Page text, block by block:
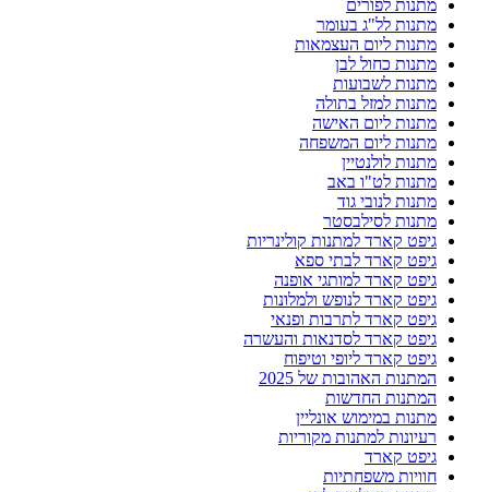
מתנות לפורים
מתנות לל"ג בעומר
מתנות ליום העצמאות
מתנות כחול לבן
מתנות לשבועות
מתנות למזל בתולה
מתנות ליום האישה
מתנות ליום המשפחה
מתנות לולנטיין
מתנות לט"ו באב
מתנות לנובי גוד
מתנות לסילבסטר
גיפט קארד למתנות קולינריות
גיפט קארד לבתי ספא
גיפט קארד למותגי אופנה
גיפט קארד לנופש ולמלונות
גיפט קארד לתרבות ופנאי
גיפט קארד לסדנאות והעשרה
גיפט קארד ליופי וטיפוח
המתנות האהובות של 2025
המתנות החדשות
מתנות במימוש אונליין
רעיונות למתנות מקוריות
גיפט קארד
חוויות משפחתיות